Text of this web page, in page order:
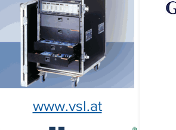
www.vsl.at